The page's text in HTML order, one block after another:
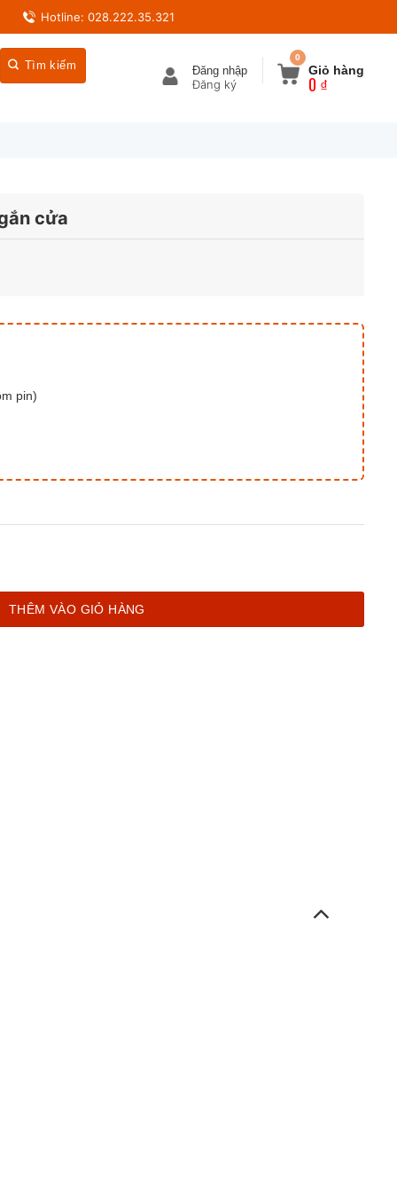
Hotline: 028.222.35.321
Đăng nhập Giỏ hàng
0 ₫
0
cửa
pin)
THÊM VÀO GIỎ HÀNG